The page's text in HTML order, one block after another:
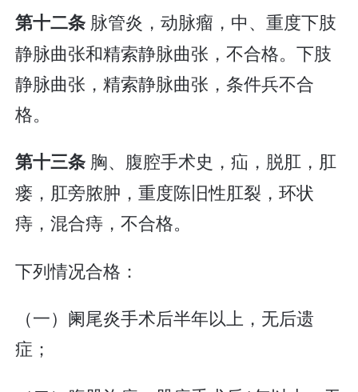
第十二条 脉管炎，动脉瘤，中、重度下肢
静脉曲张和精索静脉曲张，不合格。下肢
静脉曲张，精索静脉曲张，条件兵不合
格。
第十三条 胸、腹腔手术史，疝，脱肛，肛
瘘，肛旁脓肿，重度陈旧性肛裂，环状
痔，混合痔，不合格。
下列情况合格：
（一）阑尾炎手术后半年以上，无后遗
症；